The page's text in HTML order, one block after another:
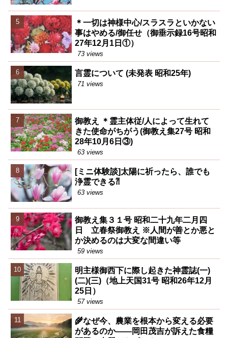
＊一切は神様中心/スラスラといかない
事はやめる/御任せ（御垂示録16号昭和
27年12月1日①）
73 views
言霊について (未発表 昭和25年)
71 views
御教え ＊霊主体従/人によって生れて
きた使命がちがう(御教え集27号 昭和
28年10月6日③)
63 views
[ミニ体験談]太陽に祈ったら、誰でも
浄霊できる⁈
63 views
御教え集３１号 昭和二十九年二月四
日 立春祭御教え ※人間が善とか悪と
か決めるのは大変な間違い等
59 views
明主様御西下に際し起きた神霊誌(一)
(二)(三)（地上天国31号 昭和26年12月
25日）
57 views
🌾なぜ今、農業を根本から変える必要
があるのか――岡田茂吉が訴えた食糧